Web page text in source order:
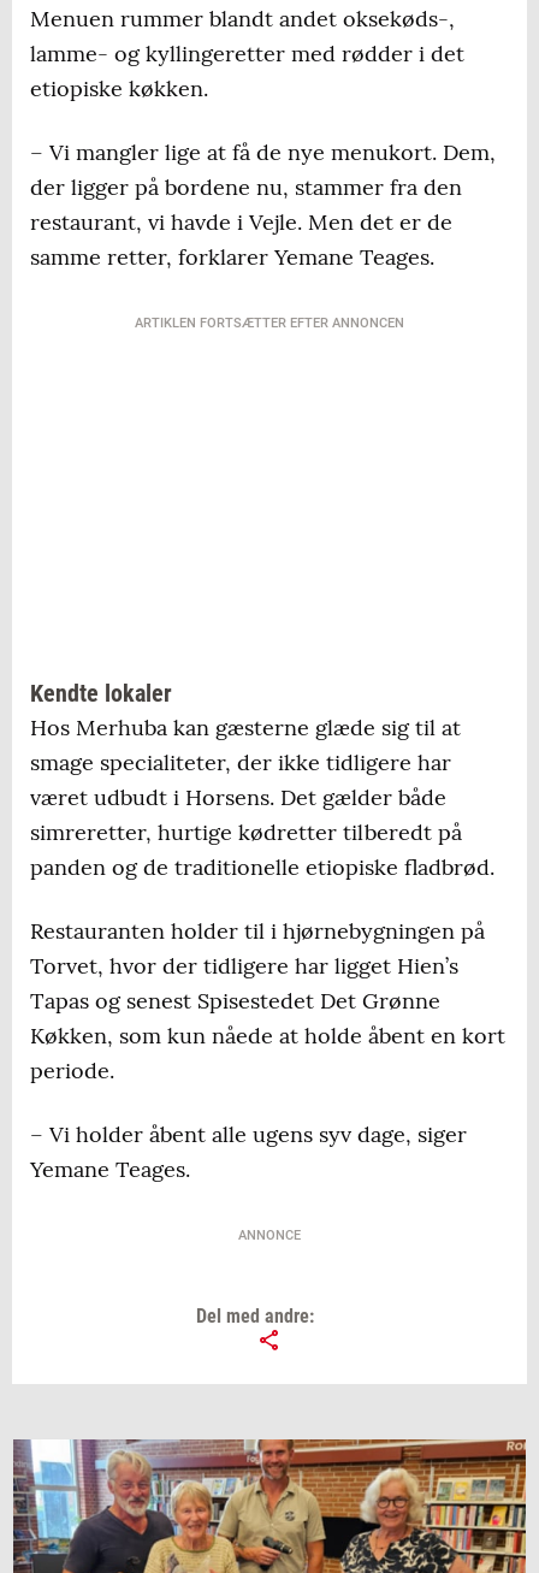
Menuen rummer blandt andet oksekøds-,
lamme- og kyllingeretter med rødder i det
etiopiske køkken.
– Vi mangler lige at få de nye menukort. Dem,
der ligger på bordene nu, stammer fra den
restaurant, vi havde i Vejle. Men det er de
samme retter, forklarer Yemane Teages.
ARTIKLEN FORTSÆTTER EFTER ANNONCEN
Kendte lokaler
Hos Merhuba kan gæsterne glæde sig til at
smage specialiteter, der ikke tidligere har
været udbudt i Horsens. Det gælder både
simreretter, hurtige kødretter tilberedt på
panden og de traditionelle etiopiske fladbrød.
Restauranten holder til i hjørnebygningen på
Torvet, hvor der tidligere har ligget Hien’s
Tapas og senest Spisestedet Det Grønne
Køkken, som kun nåede at holde åbent en kort
periode.
– Vi holder åbent alle ugens syv dage, siger
Yemane Teages.
ANNONCE
Del med andre: